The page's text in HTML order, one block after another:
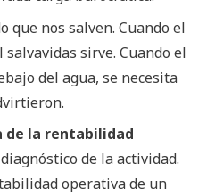
que nos salven. Cuando el
sirve. Cuando el
del agua, se necesita
de la rentabilidad
de la actividad.
operativa de un